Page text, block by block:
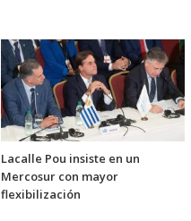
Lacalle Pou insiste en un
Mercosur con mayor
flexibilización